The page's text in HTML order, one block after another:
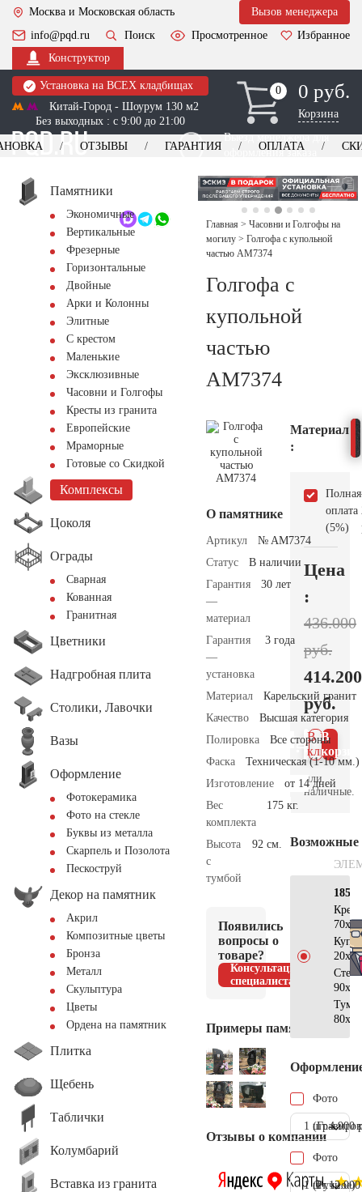
Москва и Московская область
Вызов менеджера
info@pqd.ru
Поиск Просмотренное
Избранное
Конструктор
Установка на ВСЕХ кладбищах
Китай-Город - Шоурум 130 м2
Без выходных : с 9:00 до 21:00
0
0 0 руб.
Корзина
Выезд менеджера для
оформления заказа
+7 (495) 518-44-23
Обратный звонок
ОТЗЫВЫ ГАРАНТИЯ ОПЛАТА
Памятники
Экономичные
Вертикальные
Фрезерные
Горизонтальные
Двойные
Арки и Колонны
Элитные
С крестом
Маленькие
Эксклюзивные
Часовни и Голгофы
Кресты из гранита
Европейские
Мраморные
Готовые со Скидкой
Комплексы
Цоколя
Ограды
Сварная
Кованная
Гранитная
Цветники
Надгробная плита
Столики, Лавочки
Вазы
Оформление
Фотокерамика
Фото на стекле
Буквы из металла
Скарпель и Позолота
Пескоструй
Декор на памятник
Акрил
Композитные цветы
Бронза
Металл
Скульптура
Цветы
Ордена на памятник
Плитка
Щебень
Таблички
Колумбарий
Вставка из гранита
Главная > Часовни и Голгофы на
могилу > Голгофа с купольной
частью AM7374
Голгофа с
купольной
частью
AM7374
О памятнике
Артикул
№ AM7374
Статус
В наличии
Гарантия
—
материал
30 лет
Гарантия
—
установка
3 года
Материал
Карельский гранит
Качество
Высшая категория
Полировка
Все стороны
Фаска
Техническая (1-10 мм.)
Изготовление
от 14 дней
Вес
комплекта
175 кг.
Высота
с
тумбой
92 см.
Появились
вопросы о
товаре?
Консультация
специалиста
Примеры памятников
Отзывы о компании
Материал
:
Полная
оплата
(5%)
Цена
:
436.000
руб.
414.200
руб.
В
В 1
клик
или
наличные.
Возможные
Фото
1 шт.4.900
Фото
(Ручное)
1 шт.